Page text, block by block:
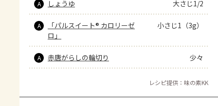
A しょうゆ 大さじ1/2
A
「パルスイート® カロリーゼ
ロ」
小さじ1（3g）
A 赤唐がらしの輪切り 少々
レシピ提供：味の素KK